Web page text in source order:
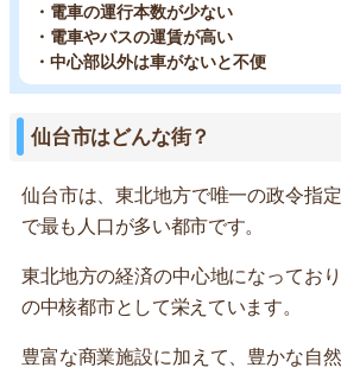
・電車の運行本数が少ない
・電車やバスの運賃が高い
・中心部以外は車がないと不便
仙台市はどんな街？
仙台市は、東北地方で唯一の政令指
で最も人口が多い都市です。
東北地方の経済の中心地になってお
の中核都市として栄えています。
豊富な商業施設に加えて、豊かな自